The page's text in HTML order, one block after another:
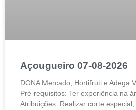
Açougueiro 07-08-2026
DONA Mercado, Hortifruti e Adega
Pré-requisitos: Ter experiência na
Atribuições: Realizar corte